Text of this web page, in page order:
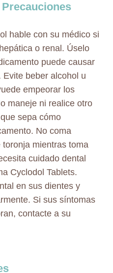
hable con su médico si
o renal. Úselo
puede causar
beber alcohol u
empeorar los
maneje ni realice otro
sepa cómo
No coma
mientras toma
cuidado dental
Cyclodol Tablets.
en sus dientes y
Si sus síntomas
contacte a su